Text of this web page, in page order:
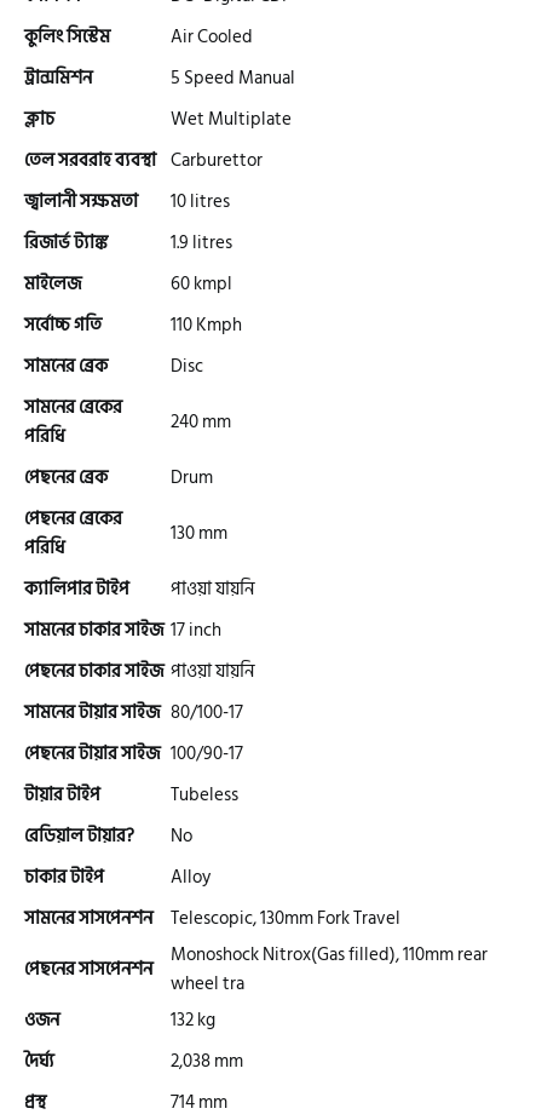
গ্রীন টাইগার (Green Tiger)
বীটল বোল্ট (Beetle Bolt)
বেনেলি (Benelli)
বেনেট (Bennett)
রয়েল এনফিল্ড (Royal Enfield)
এফকেএম (FKM)
হারলি ডেভিডসন
রিগাল র‍্যাপটার (Regal Raptor)
অ্যাটলাস জংশেন
পিএইচপি (PHP)
কুলিং সিস্টেম
Air Cooled
ট্রান্সমিশন
5 Speed Manual
ক্লাচ
Wet Multiplate
তেল সরবরাহ ব্যবস্থা Carburettor
জ্বালানী সক্ষমতা
10 litres
রিজার্ভ ট্যাঙ্ক
1.9 litres
মাইলেজ
60 kmpl
সর্বোচ্চ গতি
110 Kmph
সামনের ব্রেক
Disc
সামনের ব্রেকের
পরিধি
240 mm
পেছনের ব্রেক
Drum
পেছনের ব্রেকের
পরিধি
130 mm
ক্যালিপার টাইপ
পাওয়া যায়নি
সামনের চাকার সাইজ 17 inch
পেছনের চাকার সাইজ পাওয়া যায়নি
সামনের টায়ার সাইজ 80/100-17
পেছনের টায়ার সাইজ 100/90-17
টায়ার টাইপ
Tubeless
রেডিয়াল টায়ার?
No
চাকার টাইপ
Alloy
সামনের সাসপেনশন Telescopic, 130mm Fork Travel
পেছনের সাসপেনশন
Monoshock Nitrox(Gas filled), 110mm rear
wheel tra
ওজন
132 kg
দৈর্ঘ্য
2,038 mm
প্রস্থ
714 mm